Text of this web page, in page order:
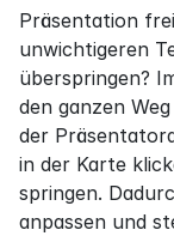
Präsentation
unwichtigeren
überspringen?
den ganzen
der
in der Karte
springen.
anpassen und